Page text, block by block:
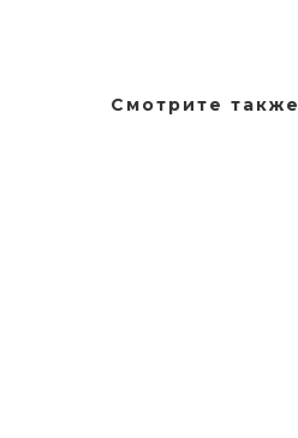
Смотрите также